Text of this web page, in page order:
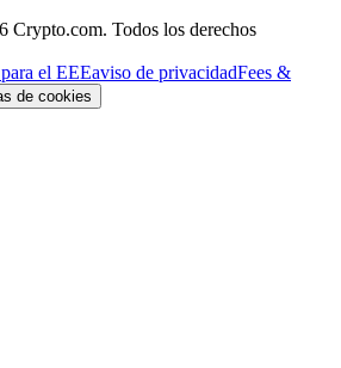
Todos los derechos
el EEEaviso de privacidadFees &
de cookies